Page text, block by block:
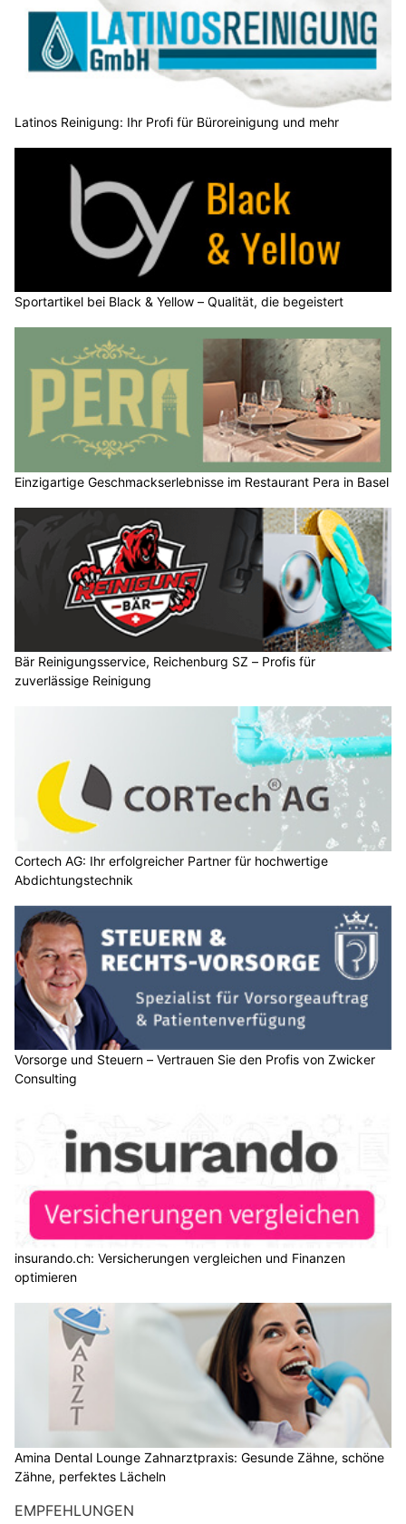
Latinos Reinigung: Ihr Profi für Büroreinigung und mehr
Sportartikel bei Black & Yellow – Qualität, die begeistert
Einzigartige Geschmackserlebnisse im Restaurant Pera in Basel
Bär Reinigungsservice, Reichenburg SZ – Profis für
zuverlässige Reinigung
Cortech AG: Ihr erfolgreicher Partner für hochwertige
Abdichtungstechnik
Vorsorge und Steuern – Vertrauen Sie den Profis von Zwicker
Consulting
insurando.ch: Versicherungen vergleichen und Finanzen
optimieren
Amina Dental Lounge Zahnarztpraxis: Gesunde Zähne, schöne
Zähne, perfektes Lächeln
EMPFEHLUNGEN